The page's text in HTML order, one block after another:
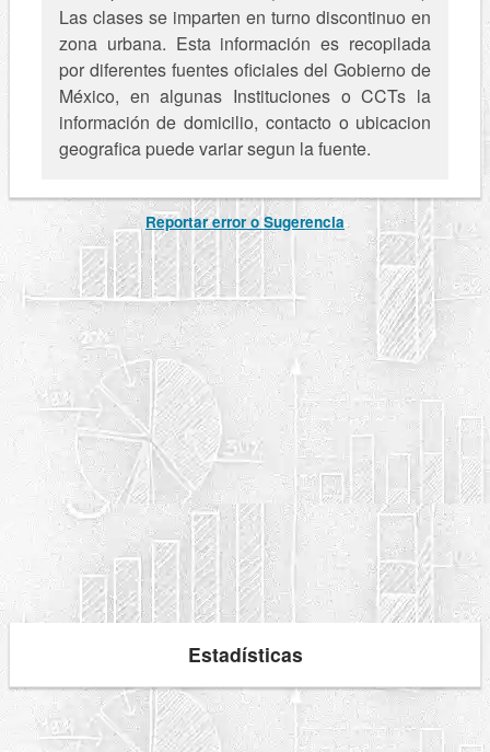
Las clases se imparten en turno discontinuo en
zona urbana. Esta información es recopilada
por diferentes fuentes oficiales del Gobierno de
México, en algunas Instituciones o CCTs la
información de domicilio, contacto o ubicacion
geografica puede variar segun la fuente.
Reportar error o Sugerencia
Estadísticas